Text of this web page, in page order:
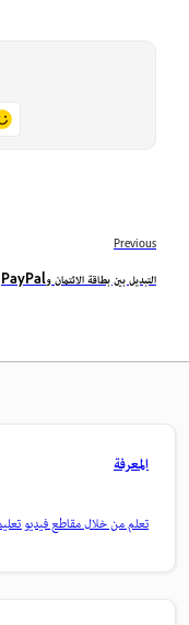
Previous
التبديل بين بطاقة الائتمان وPayPal
المعرفة
تعلم من خلال مقاطع فيديو